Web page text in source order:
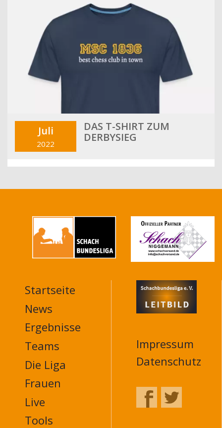
Juli
2022
DAS T-SHIRT ZUM
DERBYSIEG
MAIN
NAVIGATION
FOOTER
Startseite
News
Ergebnisse
Teams
Die Liga
Frauen
Live
Tools
Impressum
Datenschutz